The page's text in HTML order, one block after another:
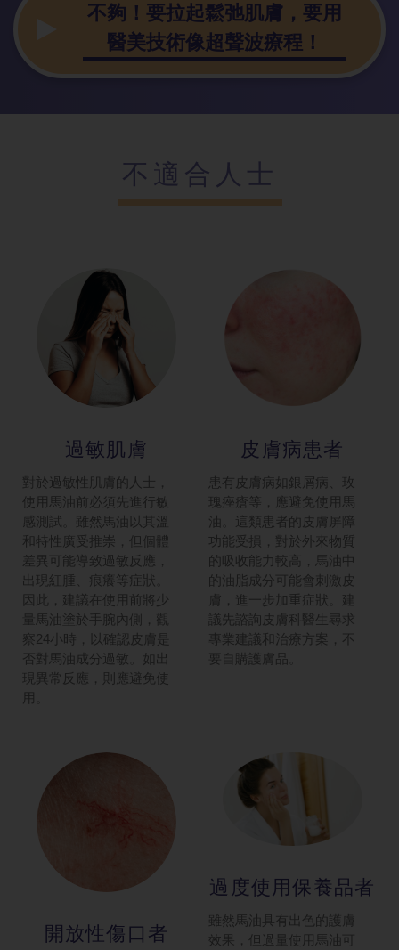
不夠！要拉起鬆弛肌膚，要用
醫美技術像超聲波療程！
不適合人士
過敏肌膚
對於過敏性肌膚的人士，
使用馬油前必須先進行敏
感測試。雖然馬油以其溫
和特性廣受推崇，但個體
差異可能導致過敏反應，
出現紅腫、痕癢等症狀。
因此，建議在使用前將少
量馬油塗於手腕內側，觀
察24小時，以確認皮膚是
否對馬油成分過敏。如出
現異常反應，則應避免使
用。
皮膚病患者
患有皮膚病如銀屑病、玫
瑰痤瘡等，應避免使用馬
油。這類患者的皮膚屏障
功能受損，對於外來物質
的吸收能力較高，馬油中
的油脂成分可能會刺激皮
膚，進一步加重症狀。建
議先諮詢皮膚科醫生尋求
專業建議和治療方案，不
要自購護膚品。
開放性傷口者
過度使用保養品者
雖然馬油具有出色的護膚
效果，但過量使用馬油可